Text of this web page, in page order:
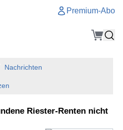
Premium-Abo
Nachrichten
Riester-Renten nicht